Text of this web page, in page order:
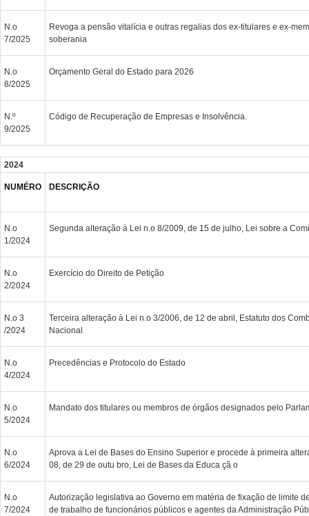
N.o
7/2025
Revoga a pensão vitalícia e outras regalias dos ex-titulares e ex-
soberania
N.o
8/2025
Orçamento Geral do Estado para 2026
N.º
9/2025
Código de Recuperação de Empresas e Insolvência.
2024
NUMÉRO DESCRIÇÃO
N.o
1/2024
Segunda alteração à Lei n.o 8/2009, de 15 de julho, Lei sobre a
N.o
2/2024
Exercício do Direito de Petição
N.o 3
/2024
Terceira alteração à Lei n.o 3/2006, de 12 de abril, Estatuto dos
Nacional
N.o
4/2024
Precedências e Protocolo do Estado
N.o
5/2024
Mandato dos titulares ou membros de órgãos designados pelo
N.o
6/2024
Aprova a Lei de Bases do Ensino Superior e procede à primeira
08, de 29 de outu bro, Lei de Bases da Educa çã o
N.o
7/2024
Autorização legislativa ao Governo em matéria de fixação de limite
de trabalho de funcionários públicos e agentes da Administração